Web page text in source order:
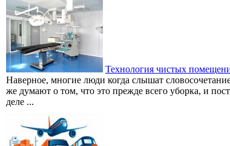
Технология чистых
Наверное, многие люди когда слышат
же думают о том, что это прежде всего уборка, и
деле ...